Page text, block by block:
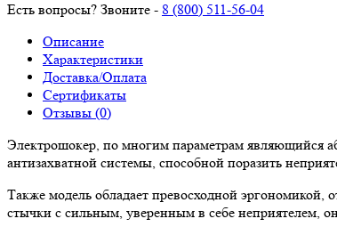
Есть вопросы? Звоните - 8 (800) 511-56-04
Описание
Характеристики
Доставка/Оплата
Сертификаты
Отзывы (0)
Электрошокер, по многим параметрам являющийся
антизахватной системы, способной поразить
Также модель обладает превосходной
стычки с сильным, уверенным в себе неприятелем,